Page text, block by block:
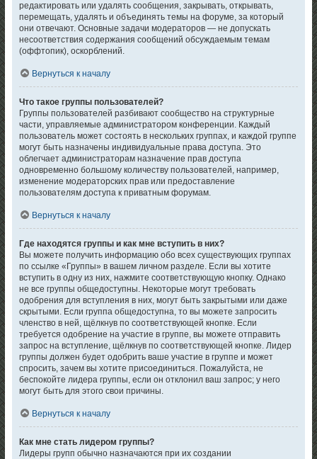
редактировать или удалять сообщения, закрывать, открывать,
перемещать, удалять и объединять темы на форуме, за который
они отвечают. Основные задачи модераторов — не допускать
несоответствия содержания сообщений обсуждаемым темам
(оффтопик), оскорблений.
Вернуться к началу
Что такое группы пользователей?
Группы пользователей разбивают сообщество на структурные
части, управляемые администратором конференции. Каждый
пользователь может состоять в нескольких группах, и каждой группе
могут быть назначены индивидуальные права доступа. Это
облегчает администраторам назначение прав доступа
одновременно большому количеству пользователей, например,
изменение модераторских прав или предоставление
пользователям доступа к приватным форумам.
Вернуться к началу
Где находятся группы и как мне вступить в них?
Вы можете получить информацию обо всех существующих группах
по ссылке «Группы» в вашем личном разделе. Если вы хотите
вступить в одну из них, нажмите соответствующую кнопку. Однако
не все группы общедоступны. Некоторые могут требовать
одобрения для вступления в них, могут быть закрытыми или даже
скрытыми. Если группа общедоступна, то вы можете запросить
членство в ней, щёлкнув по соответствующей кнопке. Если
требуется одобрение на участие в группе, вы можете отправить
запрос на вступление, щёлкнув по соответствующей кнопке. Лидер
группы должен будет одобрить ваше участие в группе и может
спросить, зачем вы хотите присоединиться. Пожалуйста, не
беспокойте лидера группы, если он отклонил ваш запрос; у него
могут быть для этого свои причины.
Вернуться к началу
Как мне стать лидером группы?
Лидеры групп обычно назначаются при их создании